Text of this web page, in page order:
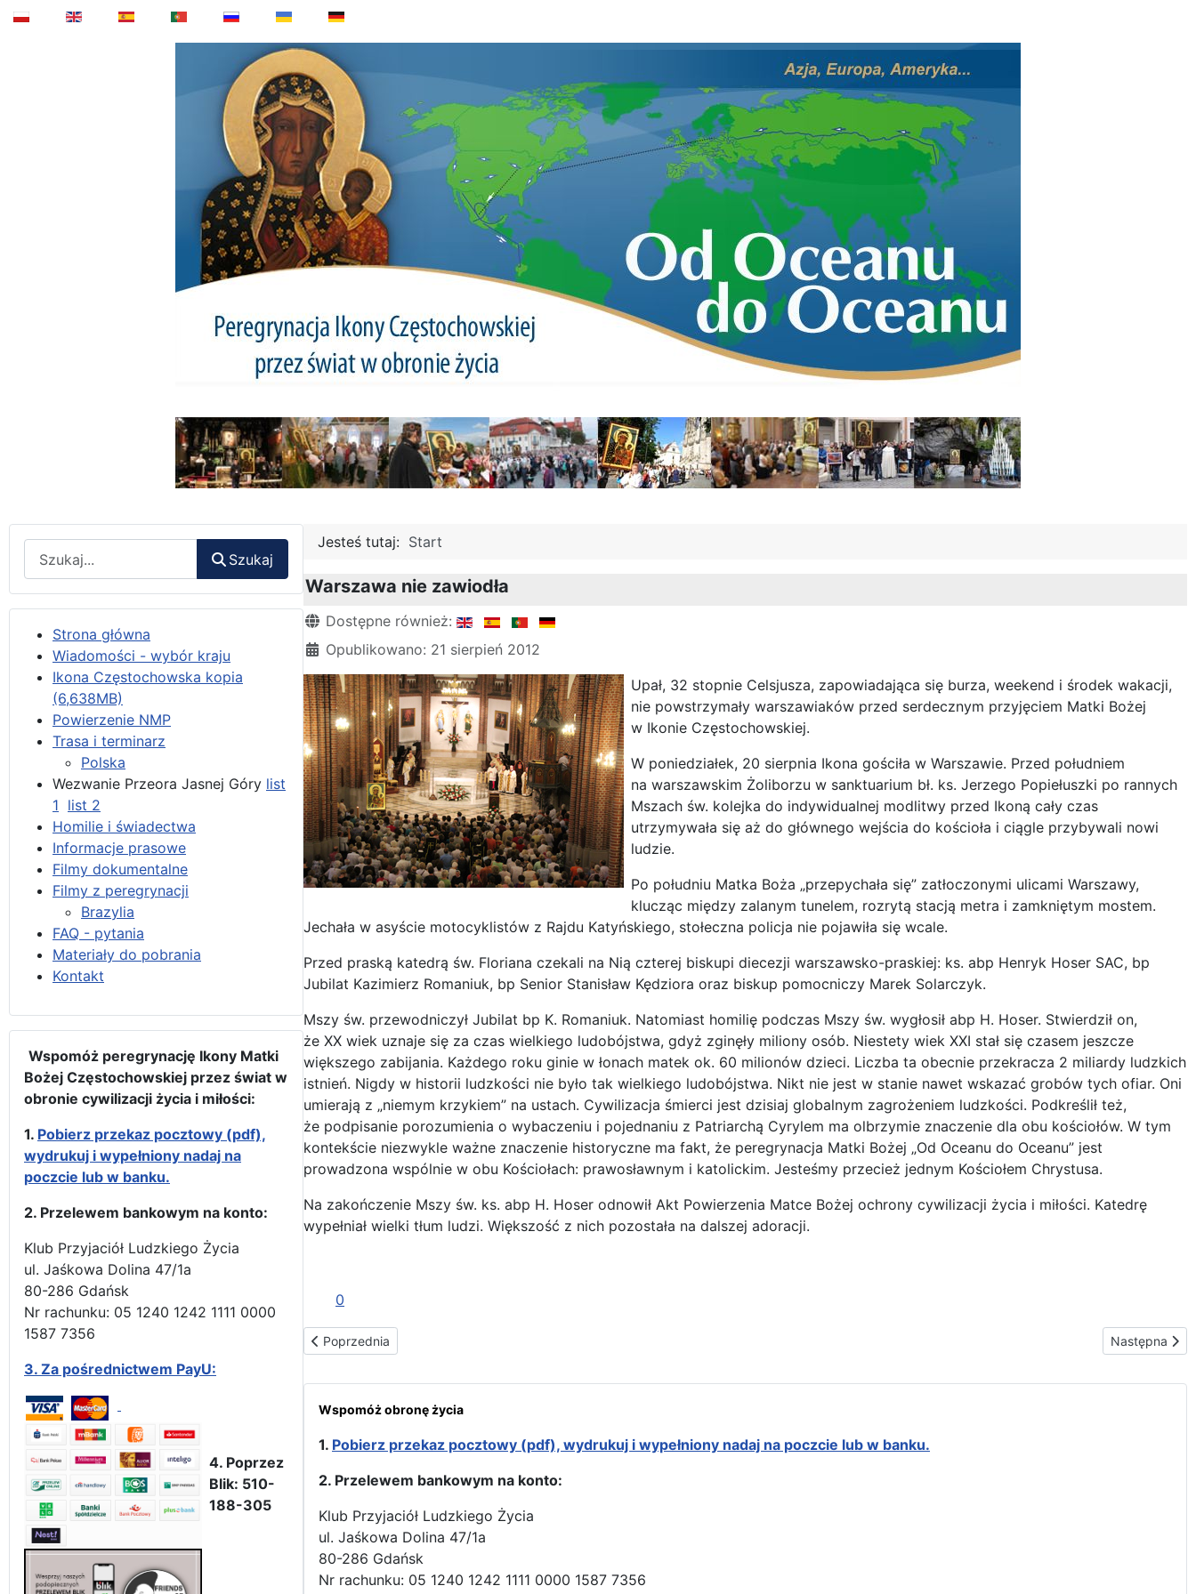
Szukaj
Strona główna
Wiadomości - wybór kraju
Ikona Częstochowska kopia
(6,638MB)
Powierzenie NMP
Trasa i terminarz
Polska
Wezwanie Przeora Jasnej Góry list
1 list 2
Homilie i świadectwa
Informacje prasowe
Filmy dokumentalne
Filmy z peregrynacji
Brazylia
FAQ - pytania
Materiały do pobrania
Kontakt
Wspomóż peregrynację Ikony Matki
Bożej Częstochowskiej przez świat w
obronie cywilizacji życia i miłości:
1. Pobierz przekaz pocztowy (pdf),
wydrukuj i wypełniony nadaj na
poczcie lub w banku.
2. Przelewem bankowym na konto:
Klub Przyjaciół Ludzkiego Życia
ul. Jaśkowa Dolina 47/1a
80-286 Gdańsk
Nr rachunku: 05 1240 1242 1111 0000
1587 7356
3. Za pośrednictwem PayU:
4. Poprzez
Blik: 510-
188-305
Jesteś tutaj: Start
Warszawa nie zawiodła
Szczegóły
Dostępne również:
Opublikowano: 21 sierpień 2012
Upał, 32 stopnie Celsjusza, zapowiadająca się burza, weekend i środek wakacji,
nie powstrzymały warszawiaków przed serdecznym przyjęciem Matki Bożej
w Ikonie Częstochowskiej.
W poniedziałek, 20 sierpnia Ikona gościła w Warszawie. Przed południem
na warszawskim Żoliborzu w sanktuarium bł. ks. Jerzego Popiełuszki po rannych
Mszach św. kolejka do indywidualnej modlitwy przed Ikoną cały czas
utrzymywała się aż do głównego wejścia do kościoła i ciągle przybywali nowi
ludzie.
Po południu Matka Boża „przepychała się” zatłoczonymi ulicami Warszawy,
klucząc między zalanym tunelem, rozrytą stacją metra i zamkniętym mostem.
Jechała w asyście motocyklistów z Rajdu Katyńskiego, stołeczna policja nie pojawiła się wcale.
Przed praską katedrą św. Floriana czekali na Nią czterej biskupi diecezji warszawsko-praskiej: ks. abp Henryk Hoser SAC, bp
Jubilat Kazimierz Romaniuk, bp Senior Stanisław Kędziora oraz biskup pomocniczy Marek Solarczyk.
Mszy św. przewodniczył Jubilat bp K. Romaniuk. Natomiast homilię podczas Mszy św. wygłosił abp H. Hoser. Stwierdził on,
że XX wiek uznaje się za czas wielkiego ludobójstwa, gdyż zginęły miliony osób. Niestety wiek XXI stał się czasem jeszcze
większego zabijania. Każdego roku ginie w łonach matek ok. 60 milionów dzieci. Liczba ta obecnie przekracza 2 miliardy ludzkich
istnień. Nigdy w historii ludzkości nie było tak wielkiego ludobójstwa. Nikt nie jest w stanie nawet wskazać grobów tych ofiar. Oni
umierają z „niemym krzykiem” na ustach. Cywilizacja śmierci jest dzisiaj globalnym zagrożeniem ludzkości. Podkreślił też,
że podpisanie porozumienia o wybaczeniu i pojednaniu z Patriarchą Cyrylem ma olbrzymie znaczenie dla obu kościołów. W tym
kontekście niezwykle ważne znaczenie historyczne ma fakt, że peregrynacja Matki Bożej „Od Oceanu do Oceanu” jest
prowadzona wspólnie w obu Kościołach: prawosławnym i katolickim. Jesteśmy przecież jednym Kościołem Chrystusa.
Na zakończenie Mszy św. ks. abp H. Hoser odnowił Akt Powierzenia Matce Bożej ochrony cywilizacji życia i miłości. Katedrę
wypełniał wielki tłum ludzi. Większość z nich pozostała na dalszej adoracji.
0
Poprzednia strona: Zaproszenie Towarzystwa Odpowiedzialnego Rodzicielstwa
Poprzednia Następna
Następna
Wspomóż obronę życia
1. Pobierz przekaz pocztowy (pdf), wydrukuj i wypełniony nadaj na poczcie lub w banku.
2. Przelewem bankowym na konto:
Klub Przyjaciół Ludzkiego Życia
ul. Jaśkowa Dolina 47/1a
80-286 Gdańsk
Nr rachunku: 05 1240 1242 1111 0000 1587 7356